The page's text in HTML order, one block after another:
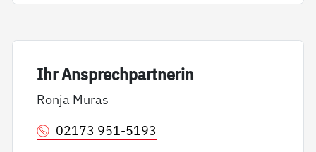
Ihr An­sp­rech­part­ne­rin
Ronja Muras
02173 951-5193